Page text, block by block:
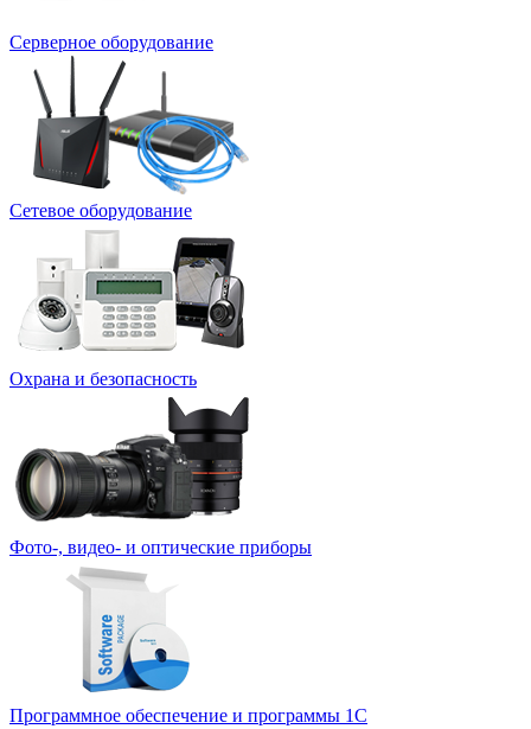
Серверное оборудование
Сетевое оборудование
Охрана и безопасность
Фото-, видео- и оптические приборы
Программное обеспечение и программы 1С